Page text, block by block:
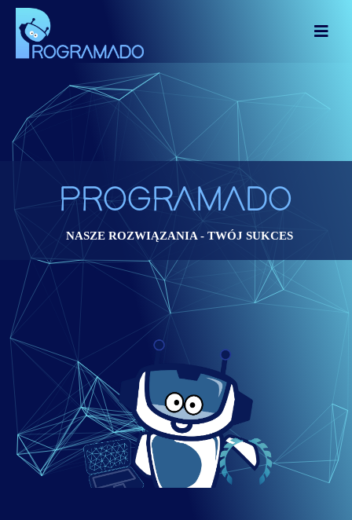
PROGRAMADO
NASZE ROZWIĄZANIA - TWÓJ SUKCES